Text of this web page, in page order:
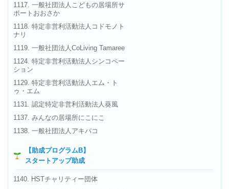
1117. 一般社団法人こどもの居場所サ
ポートおおさか
1118. 特定非営利活動法人コドモノト
ナリ
1119. 一般社団法人CoLiving Tamaree
1124. 特定非営利活動法人シンコペー
ション
1129. 特定非営利活動法人エム・ト
ゥ・エム
1131. 認定特定非営利活動法人葵風
1137. みんなの居場所にこにこ
1138. 一般社団法人アキバコ
【助成プログラムB】
スタートアップ助成
1140. HSTチャリティー団体